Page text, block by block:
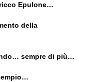
Epulone…
della
sempre di più…